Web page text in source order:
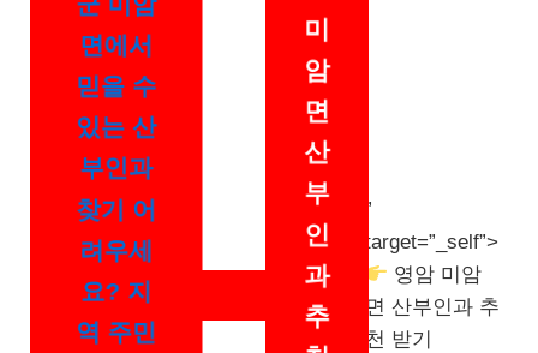
군 미암
면에서
믿을 수
있는 산
부인과
찾기 어
려우세
요? 지
역 주민
미
암
면
산
부
인
과
추
”
target=”_self”>
영암 미암
면 산부인과 추
천 받기